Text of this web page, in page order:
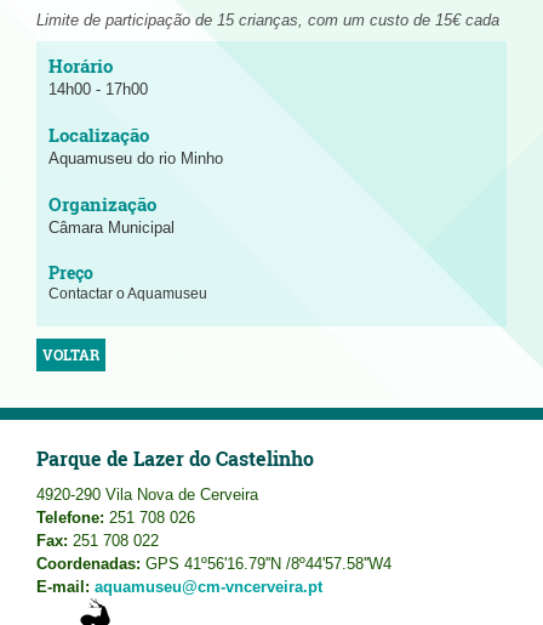
Limite de participação de 15 crianças, com um custo de 15€ cada
14h00 - 17h00
Aquamuseu do rio Minho
Câmara Municipal
Contactar o Aquamuseu
VOLTAR
Parque de Lazer do Castelinho
4920-290 Vila Nova de Cerveira
Telefone: 251 708 026
Fax: 251 708 022
Coordenadas: GPS 41º56'16.79''N /8º44'57.58''W4
E-mail: aquamuseu@cm-vncerveira.pt